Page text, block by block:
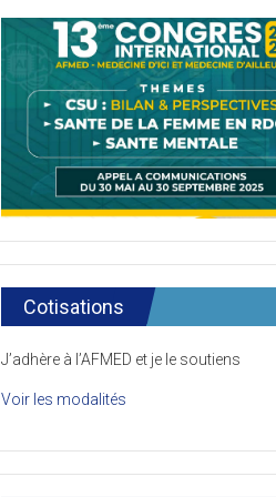
Cotisations
J’adhère à l’AFMED et je le soutiens
Voir les modalités